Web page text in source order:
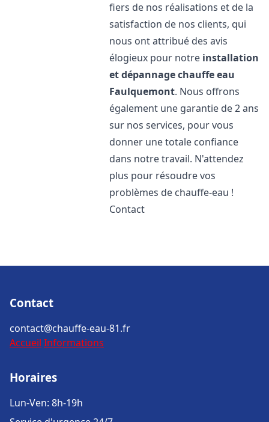
fiers de nos réalisations et de la
satisfaction de nos clients, qui
nous ont attribué des avis
élogieux pour notre installation
et dépannage chauffe eau
Faulquemont. Nous offrons
également une garantie de 2 ans
sur nos services, pour vous
donner une totale confiance
dans notre travail. N'attendez
plus pour résoudre vos
problèmes de chauffe-eau !
Contact
Contact
contact@chauffe-eau-81.fr
Accueil Informations
Horaires
Lun-Ven: 8h-19h